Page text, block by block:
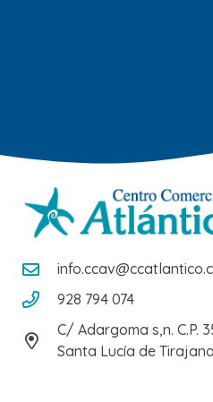
928 794 074
C/ Adargoma s,n. C.P.
Santa Lucía de